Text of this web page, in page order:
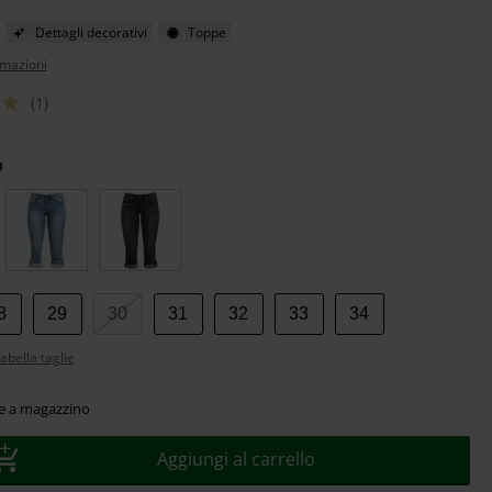
Dettagli decorativi
Toppe
(1)
29 30 31 32 33 34
taglie
a magazzino
Aggiungi al carrello